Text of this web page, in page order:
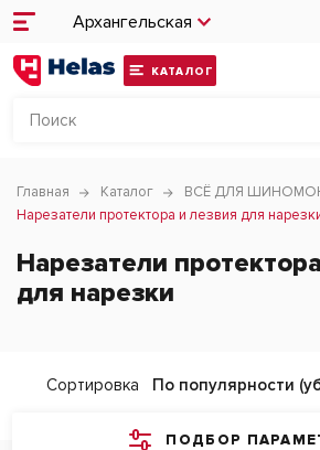
Архангельская
КАТАЛОГ
Главная Каталог
ВСЁ ДЛЯ
Нарезатели протектора и лезвия для
Нарезатели
для нарезки
ПОДБОР
Сортировка